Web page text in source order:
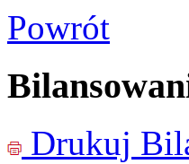
Powrót
Drukuj